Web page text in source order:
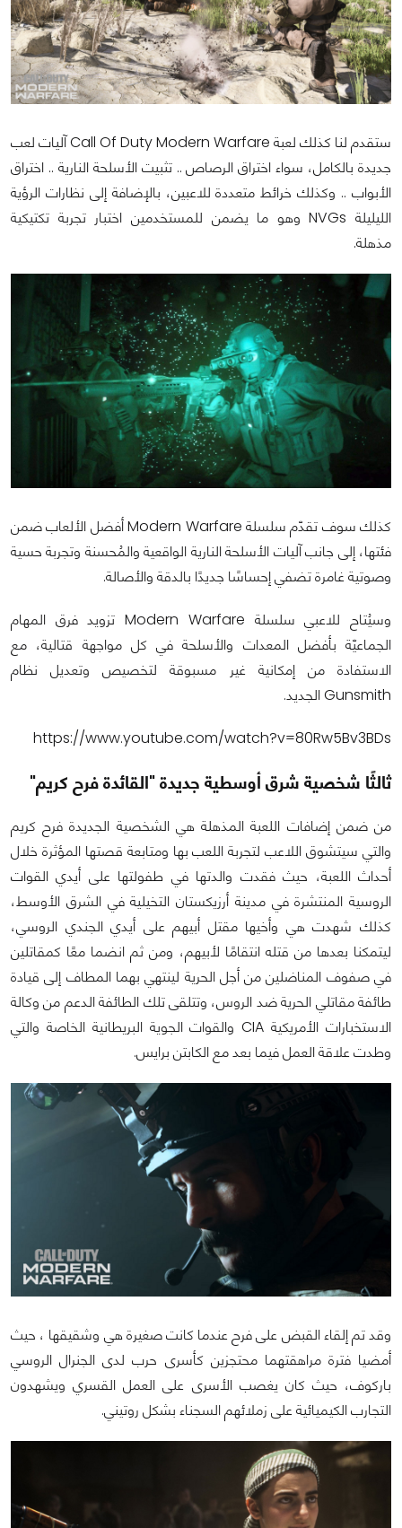
ستقدم لنا كذلك لعبة Call Of Duty Modern Warfare آليات لعب
جديدة بالكامل، سواء اختراق الرصاص .. تثبيت الأسلحة النارية .. اختراق
الأبواب .. وكذلك خرائط متعددة للاعبين، بالإضافة إلى نظارات الرؤية
الليليلة NVGs وهو ما يضمن للمستخدمين اختبار تجربة تكتيكية
مذهلة.
كذلك سوف تقدّم سلسلة Modern Warfare أفضل الألعاب ضمن
فئتها، إلى جانب آليات الأسلحة النارية الواقعية والمُحسنة وتجربة حسية
وصوتية غامرة تضفي إحساسًا جديدًا بالدقة والأصالة.
وسيُتاح للاعبي سلسلة Modern Warfare تزويد فرق المهام
الجماعيّة بأفضل المعدات والأسلحة في كل مواجهة قتالية، مع
الاستفادة من إمكانية غير مسبوقة لتخصيص وتعديل نظام
Gunsmith الجديد.
https://www.youtube.com/watch?v=80Rw5Bv3BDs
ثالثًا شخصية شرق أوسطية جديدة "القائدة فرح كريم"
من ضمن إضافات اللعبة المذهلة هي الشخصية الجديدة فرح كريم
والتي سيتشوق اللاعب لتجربة اللعب بها ومتابعة قصتها المؤثرة خلال
أحداث اللعبة، حيث فقدت والدتها في طفولتها على أيدي القوات
الروسية المنتشرة في مدينة أرزيكستان التخيلية في الشرق الأوسط،
كذلك شهدت هي وأخيها مقتل أبيهم على أيدي الجندي الروسي،
ليتمكنا بعدها من قتله انتقامًا لأبيهم، ومن ثم انضما معًا كمقاتلين
في صفوف المناضلين من أجل الحرية لينتهي بهما المطاف إلى قيادة
طائفة مقاتلي الحرية ضد الروس، وتتلقى تلك الطائفة الدعم من وكالة
الاستخبارات الأمريكية CIA والقوات الجوية البريطانية الخاصة والتي
وطدت علاقة العمل فيما بعد مع الكابتن برايس.
وقد تم إلقاء القبض على فرح عندما كانت صغيرة هي وشقيقها ، حيث
أمضيا فترة مراهقتهما محتجزين كأسرى حرب لدى الجنرال الروسي
باركوف، حيث كان يغصب الأسرى على العمل القسري ويشهدون
التجارب الكيميائية على زملائهم السجناء بشكل روتيني.